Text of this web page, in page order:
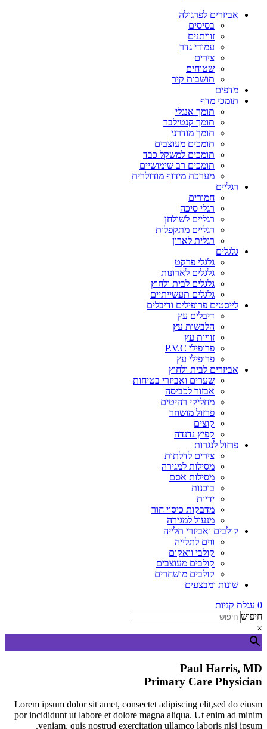
אביזרים לפרגולה
בסיסים
זוויתנים
עמודי גדר
צירים
שטוחים
תושבות קיר
מדפים
תומכי מדף
תומך אנגלי
תומך קנטילבר
תומך מודרני
תומכים מעוצבים
תומכים למשקל כבד
תומכים רב שימושיים
מערכת מידוף מודולרית
רגליים
חמורים
רגלי סיכה
רגליים לשולחן
רגליים מתקפלות
רגלית לארון
גלגלים
גלגלי פרקט
גלגלים לארונות
גלגלים לבית ולחוץ
גלגלים תעשייתיים
לייסטים פרופילים ודיבלים
דיבלים עץ
הלבשות עץ
זוויות עץ
פרופילי P.V.C
פרופילי עץ
אביזרים לבית ולחוץ
שערים ואביזרי בטיחות
אבזור לכביסה
מחליקי רהיטים
פרזול מושחר
קוצים
קפיץ נדנדה
פרזול לנגרות
צירים לדלתות
מסילות למגירה
מסילות אסם
בוכנות
ידיות
מדבקות כיסוי חור
מנעול למגירה
קולבים ואביזרי תלייה
ווים לתלייה
קולבי וואקום
קולבים מעוצבים
קולבים מושחרים
שונות ומבצעים
0 עגלת קניות
חיפוש
×
Paul Harris, MD
Primary Care Physician
Lorem ipsum dolor sit amet, consectet adipiscing elit,sed do eiusm
por incididunt ut labore et dolore magna aliqua. Ut enim ad minim
veniam, quis nostrud exercitation ullamco laboris nisi ipsum.